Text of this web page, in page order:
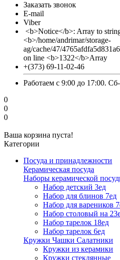
Заказать звонок
E-mail
Viber
<b>Notice</b>: Array to
<b>/home/andrimar/storage-
ag/cache/47/
on line <b>1322</b>Array
+(373) 69-11-02-46
Работаем с 9:00 до 17:00.
0
0
0
Ваша корзина пуста!
Категории
Посуда и принадлежности
Керамическая посуда
Наборы керамической
Набор детский 3ед
Набор для блинов 7ед
Набор для вареников
Набор столовый на
Набор тарелок 18ед
Набор тарелок 6ед
Кружки Чашки Салатники
Кружки из керамики
Кружки стеклянные